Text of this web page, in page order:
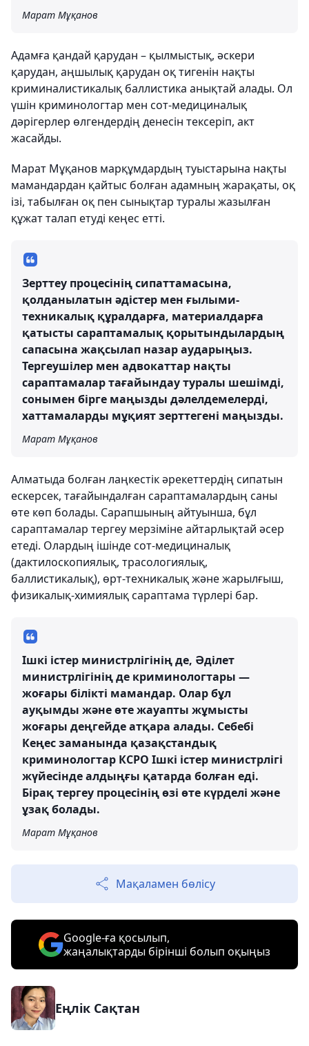
Марат Мұқанов
Адамға қандай қарудан – қылмыстық, әскери
қарудан, аңшылық қарудан оқ тигенін нақты
криминалистикалық баллистика анықтай алады. Ол
үшін криминологтар мен сот-медициналық
дәрігерлер өлгендердің денесін тексеріп, акт
жасайды.
Марат Мұқанов марқұмдардың туыстарына нақты
мамандардан қайтыс болған адамның жарақаты, оқ
ізі, табылған оқ пен сынықтар туралы жазылған
құжат талап етуді кеңес етті.
Зерттеу процесінің сипаттамасына,
қолданылатын әдістер мен ғылыми-
техникалық құралдарға, материалдарға
қатысты сараптамалық қорытындылардың
сапасына жақсылап назар аударыңыз.
Тергеушілер мен адвокаттар нақты
сараптамалар тағайындау туралы шешімді,
сонымен бірге маңызды дәлелдемелерді,
хаттамаларды мұқият зерттегені маңызды.
Марат Мұқанов
Алматыда болған лаңкестік әрекеттердің сипатын
ескерсек, тағайындалған сараптамалардың саны
өте көп болады. Сарапшының айтуынша, бұл
сараптамалар тергеу мерзіміне айтарлықтай әсер
етеді. Олардың ішінде сот-медициналық
(дактилоскопиялық, трасологиялық,
баллистикалық), өрт-техникалық және жарылғыш,
физикалық-химиялық сараптама түрлері бар.
Ішкі істер министрлігінің де, Әділет
министрлігінің де криминологтары —
жоғары білікті мамандар. Олар бұл
ауқымды және өте жауапты жұмысты
жоғары деңгейде атқара алады. Себебі
Кеңес заманында қазақстандық
криминологтар КСРО Ішкі істер министрлігі
жүйесінде алдыңғы қатарда болған еді.
Бірақ тергеу процесінің өзі өте күрделі және
ұзақ болады.
Марат Мұқанов
Мақаламен бөлісу
Google-ға қосылып,
жаңалықтарды бірінші болып оқыңыз
Еңлік Сақтан